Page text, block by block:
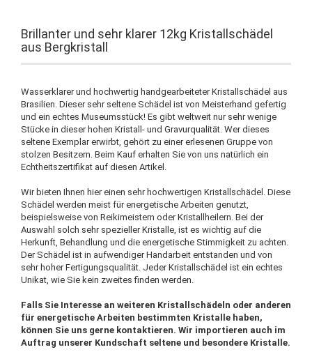
Brillanter und sehr klarer 12kg Kristallschädel
aus Bergkristall
Wasserklarer und hochwertig handgearbeiteter Kristallschädel aus
Brasilien. Dieser sehr seltene Schädel ist von Meisterhand gefertig
und ein echtes Museumsstück! Es gibt weltweit nur sehr wenige
Stücke in dieser hohen Kristall- und Gravurqualität. Wer dieses
seltene Exemplar erwirbt, gehört zu einer erlesenen Gruppe von
stolzen Besitzern. Beim Kauf erhalten Sie von uns natürlich ein
Echtheitszertifikat auf diesen Artikel.
Wir bieten Ihnen hier einen sehr hochwertigen Kristallschädel. Diese
Schädel werden meist für energetische Arbeiten genutzt,
beispielsweise von Reikimeistern oder Kristallheilern. Bei der
Auswahl solch sehr spezieller Kristalle, ist es wichtig auf die
Herkunft, Behandlung und die energetische Stimmigkeit zu achten.
Der Schädel ist in aufwendiger Handarbeit entstanden und von
sehr hoher Fertigungsqualität. Jeder Kristallschädel ist ein echtes
Unikat, wie Sie kein zweites finden werden.
Falls Sie Interesse an weiteren Kristallschädeln oder anderen
für energetische Arbeiten bestimmten Kristalle haben,
können Sie uns gerne kontaktieren. Wir importieren auch im
Auftrag unserer Kundschaft seltene und besondere Kristalle.